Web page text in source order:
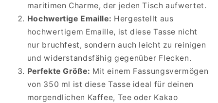
maritimen Charme, der jeden Tisch aufwertet.
Hochwertige Emaille: Hergestellt aus
hochwertigem Emaille, ist diese Tasse nicht
nur bruchfest, sondern auch leicht zu reinigen
und widerstandsfähig gegenüber Flecken.
Perfekte Größe: Mit einem Fassungsvermögen
von 350 ml ist diese Tasse ideal für deinen
morgendlichen Kaffee, Tee oder Kakao